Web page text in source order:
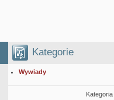
Kategorie
Wywiady
Kategoria